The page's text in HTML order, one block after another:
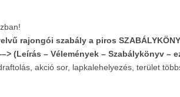
rajongói szabály a piros
(Leírás – Vélemények – Szabálykönyv –
akció sor, lapkalehelyezés, terület